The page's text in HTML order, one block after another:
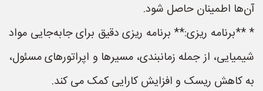
آن‌ها اطمینان حاصل شود.
* **برنامه ریزی:** برنامه ریزی دقیق برای جابه‌جایی مواد
شیمیایی، از جمله زمانبندی، مسیرها و اپراتورهای مسئول،
به کاهش ریسک و افزایش کارایی کمک می کند.